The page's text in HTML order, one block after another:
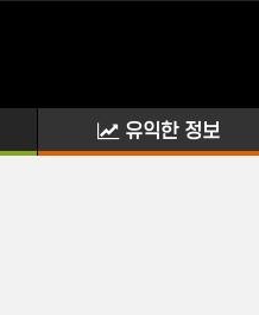
유익한 정보